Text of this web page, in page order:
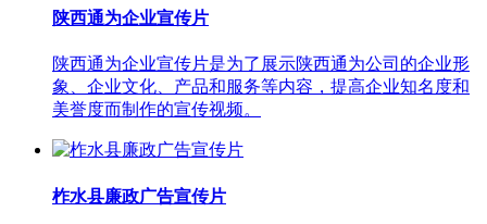
陕西通为企业宣传片
陕西通为企业宣传片是为了展示陕西通为公司的企业形
象、企业文化、产品和服务等内容，提高企业知名度和
美誉度而制作的宣传视频。
柞水县廉政广告宣传片